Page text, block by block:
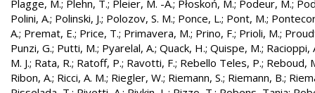
Plagge, M.; Plehn, T.; Pleier, M. -A.; Płoskoń, M.; Podeur, M.;
Polini, A.; Polinski, J.; Polozov, S. M.; Ponce, L.; Pont, M.;
A.; Premat, E.; Price, T.; Primavera, M.; Prino, F.; Prioli, M.;
Punzi, G.; Putti, M.; Pyarelal, A.; Quack, H.; Quispe, M.; Racioppi,
M. J.; Rata, R.; Ratoff, P.; Ravotti, F.; Rebello Teles, P.; Reboud,
Ribon, A.; Ricci, A. M.; Riegler, W.; Riemann, S.; Riemann, B.;